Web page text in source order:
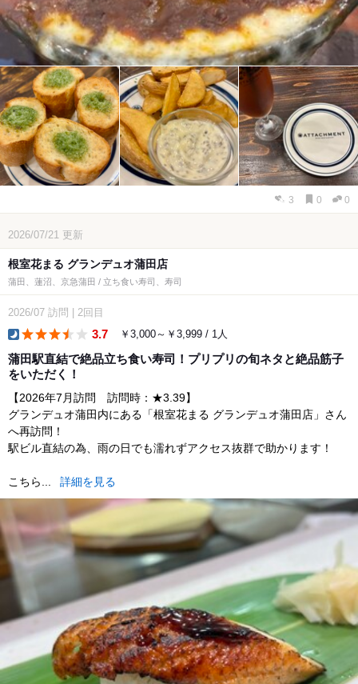
3 0 0
2026/07/21 更新
根室花まる グランデュオ蒲田店
蒲田、蓮沼、京急蒲田 / 立ち食い寿司、寿司
2026/07 訪問 2回目
3.7 ￥3,000～￥3,999 / 1人
蒲田駅直結で絶品立ち食い寿司！プリプリの旬ネタと絶品筋子
をいただく！
【2026年7月訪問 訪問時：★3.39】
グランデュオ蒲田内にある「根室花まる グランデュオ蒲田店」さん
へ再訪問！
駅ビル直結の為、雨の日でも濡れずアクセス抜群で助かります！
こちら... 詳細を見る